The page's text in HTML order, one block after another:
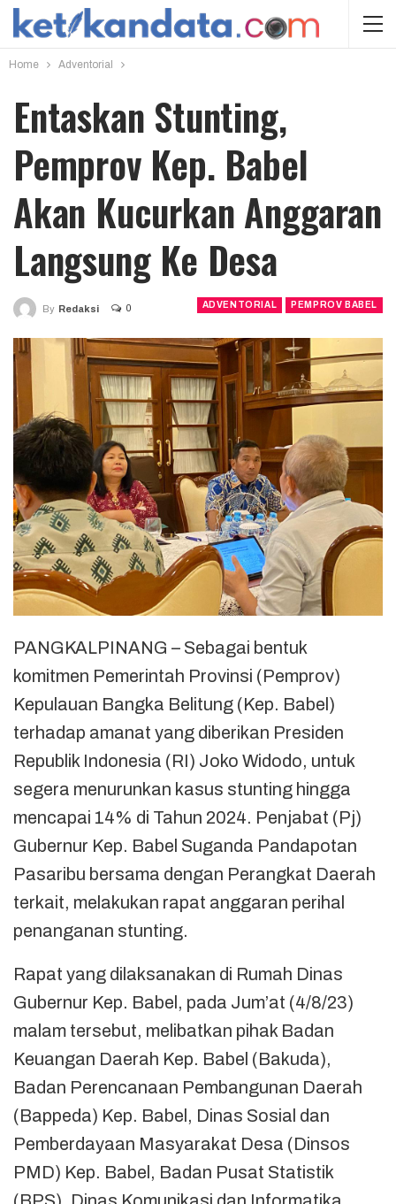
Home Adventorial
Entaskan Stunting,
Pemprov Kep. Babel
Akan Kucurkan Anggaran
Langsung Ke Desa
ADVENTORIAL PEMPROV BABEL
By Redaksi 0
PANGKALPINANG – Sebagai bentuk
komitmen Pemerintah Provinsi (Pemprov)
Kepulauan Bangka Belitung (Kep. Babel)
terhadap amanat yang diberikan Presiden
Republik Indonesia (RI) Joko Widodo, untuk
segera menurunkan kasus stunting hingga
mencapai 14% di Tahun 2024. Penjabat (Pj)
Gubernur Kep. Babel Suganda Pandapotan
Pasaribu bersama dengan Perangkat Daerah
terkait, melakukan rapat anggaran perihal
penanganan stunting.
Rapat yang dilaksanakan di Rumah Dinas
Gubernur Kep. Babel, pada Jum’at (4/8/23)
malam tersebut, melibatkan pihak Badan
Keuangan Daerah Kep. Babel (Bakuda),
Badan Perencanaan Pembangunan Daerah
(Bappeda) Kep. Babel, Dinas Sosial dan
Pemberdayaan Masyarakat Desa (Dinsos
PMD) Kep. Babel, Badan Pusat Statistik